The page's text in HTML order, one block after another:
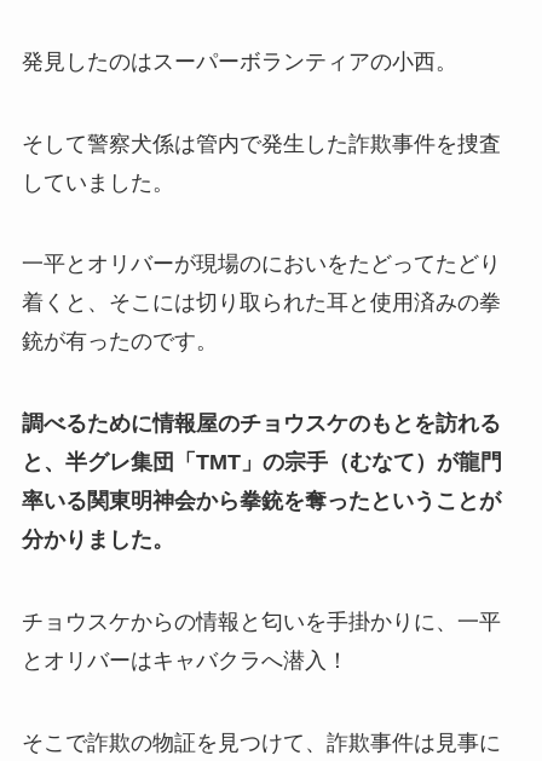
発見したのはスーパーボランティアの小西。
そして警察犬係は管内で発生した詐欺事件を捜査
していました。
一平とオリバーが現場のにおいをたどってたどり
着くと、そこには切り取られた耳と使用済みの拳
銃が有ったのです。
調べるために情報屋のチョウスケのもとを訪れる
と、半グレ集団「TMT」の宗手（むなて）が龍門
率いる関東明神会から拳銃を奪ったということが
分かりました。
チョウスケからの情報と匂いを手掛かりに、一平
とオリバーはキャバクラへ潜入！
そこで詐欺の物証を見つけて、詐欺事件は見事に